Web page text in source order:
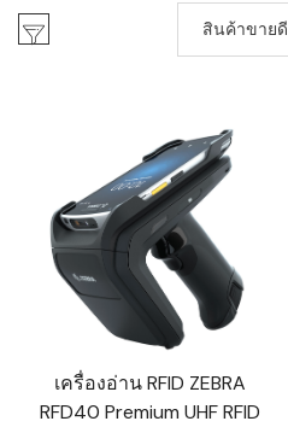
สินค้าขายดี
เครื่องอ่าน RFID ZEBRA
RFD40 Premium UHF RFID